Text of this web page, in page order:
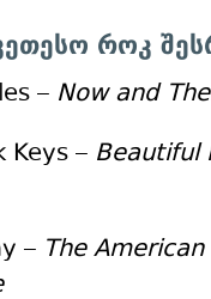
როკ
– Now and
Keys – Beautiful
– The